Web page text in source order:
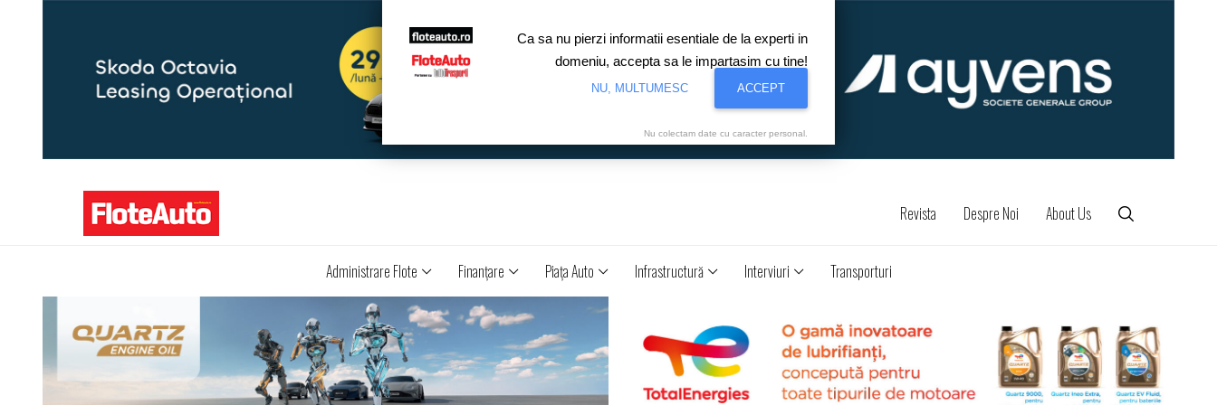
Revista Despre Noi About Us
Administrare Flote Finanţare Piaţa Auto Infrastructură Interviuri Transporturi
Ca sa nu pierzi informatii esentiale de la experti in
domeniu, accepta sa le impartasim cu tine!
NU, MULTUMESC ACCEPT
Nu colectam date cu caracter personal.